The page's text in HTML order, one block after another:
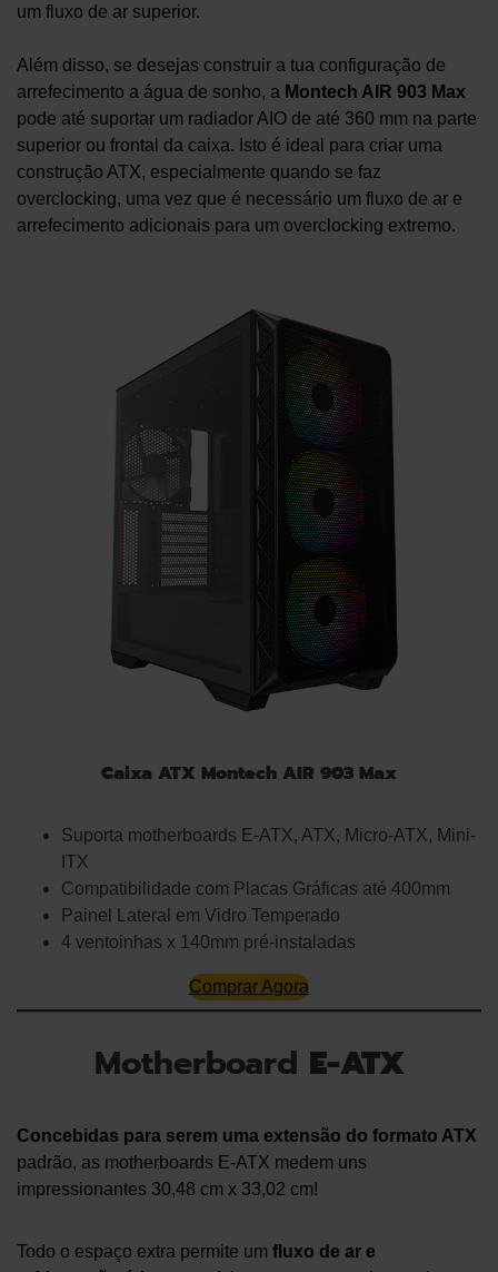
um fluxo de ar superior.
Além disso, se desejas construir a tua configuração de
arrefecimento a água de sonho, a Montech AIR 903 Max
pode até suportar um radiador AIO de até 360 mm na parte
superior ou frontal da caixa. Isto é ideal para criar uma
construção ATX, especialmente quando se faz
overclocking, uma vez que é necessário um fluxo de ar e
arrefecimento adicionais para um overclocking extremo.
Caixa ATX Montech AIR 903 Max
Suporta motherboards E-ATX, ATX, Micro-ATX, Mini-
ITX
Compatibilidade com Placas Gráficas até 400mm
Painel Lateral em Vidro Temperado
4 ventoinhas x 140mm pré-instaladas
Comprar Agora
Motherboard E-ATX
Concebidas para serem uma extensão do formato ATX
padrão, as motherboards E-ATX medem uns
impressionantes 30,48 cm x 33,02 cm!
Todo o espaço extra permite um fluxo de ar e